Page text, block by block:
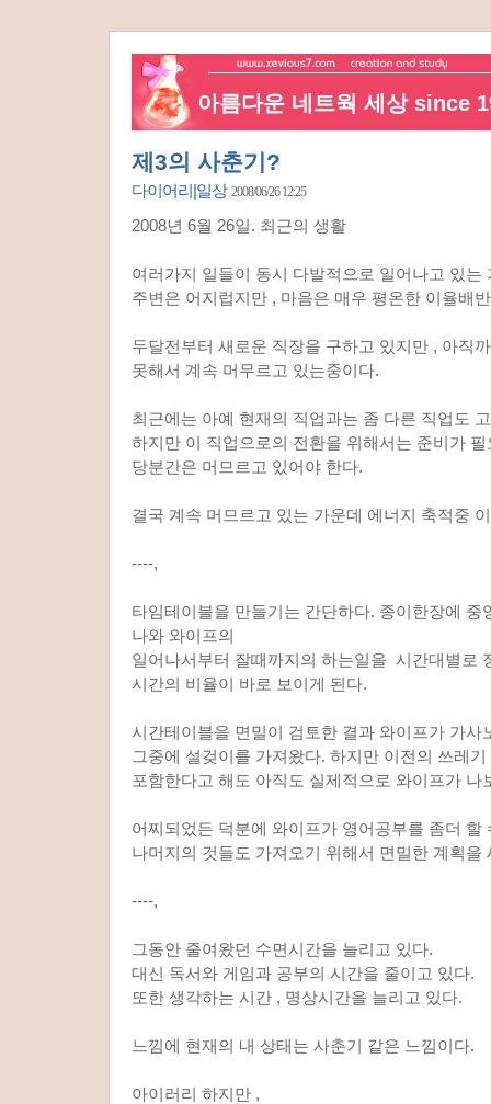
아름다운 네트웍 세상 since
제3의 사춘기?
다이어리|일상 2008/06/26 12:25
2008년 6월 26일. 최근의 생활
여러가지 일들이 동시 다발적으로 일어나고 있는
주변은 어지럽지만 , 마음은 매우 평온한 이율배
두달전부터 새로운 직장을 구하고 있지만 , 아직
못해서 계속 머무르고 있는중이다.
최근에는 아예 현재의 직업과는 좀 다른 직업도
하지만 이 직업으로의 전환을 위해서는 준비가
당분간은 머므르고 있어야 한다.
결국 계속 머므르고 있는 가운데 에너지 축적중
----,
타임테이블을 만들기는 간단하다. 종이한장에 중
나와 와이프의
일어나서부터 잘때까지의 하는일을 시간대별로
시간의 비율이 바로 보이게 된다.
시간테이블을 면밀이 검토한 결과 와이프가 가사
그중에 설겆이를 가져왔다. 하지만 이전의 쓰레
포함한다고 해도 아직도 실제적으로 와이프가 나
어찌되었든 덕분에 와이프가 영어공부를 좀더 할
나머지의 것들도 가져오기 위해서 면밀한 계획을
----,
그동안 줄여왔던 수면시간을 늘리고 있다.
대신 독서와 게임과 공부의 시간을 줄이고 있다.
또한 생각하는 시간 , 명상시간을 늘리고 있다.
느낌에 현재의 내 상태는 사춘기 같은 느낌이다.
아이러리 하지만 ,